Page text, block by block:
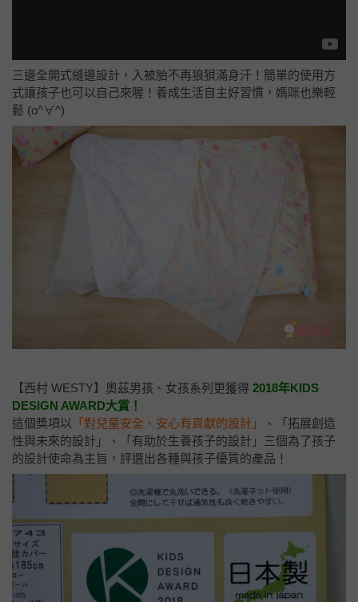
三邊全開式縫邊設計，入被胎不再狼狽滿身汗！簡單的使用方
式讓孩子也可以自己來喔！養成生活自主好習慣，媽咪也樂輕
鬆 (o^∀^)
【西村 WESTY】奧茲男孩、女孩系列更獲得 2018年KIDS
DESIGN AWARD大賞！
這個獎項以
「對兒童安全、安心有貢獻的設計」
、「拓展創造
性與未來的設計」、「有助於生養孩子的設計」三個為了孩子
的設計使命為主旨，評選出各種與孩子優質的產品！